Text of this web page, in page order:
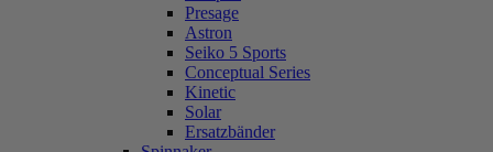
Presage
Astron
Seiko 5 Sports
Conceptual Series
Kinetic
Solar
Ersatzbänder